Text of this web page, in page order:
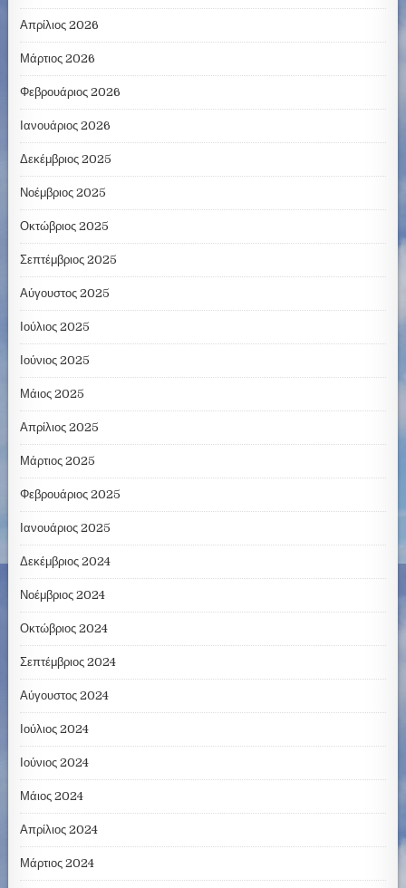
Απρίλιος 2026
Μάρτιος 2026
Φεβρουάριος 2026
Ιανουάριος 2026
Δεκέμβριος 2025
Νοέμβριος 2025
Οκτώβριος 2025
Σεπτέμβριος 2025
Αύγουστος 2025
Ιούλιος 2025
Ιούνιος 2025
Μάιος 2025
Απρίλιος 2025
Μάρτιος 2025
Φεβρουάριος 2025
Ιανουάριος 2025
Δεκέμβριος 2024
Νοέμβριος 2024
Οκτώβριος 2024
Σεπτέμβριος 2024
Αύγουστος 2024
Ιούλιος 2024
Ιούνιος 2024
Μάιος 2024
Απρίλιος 2024
Μάρτιος 2024